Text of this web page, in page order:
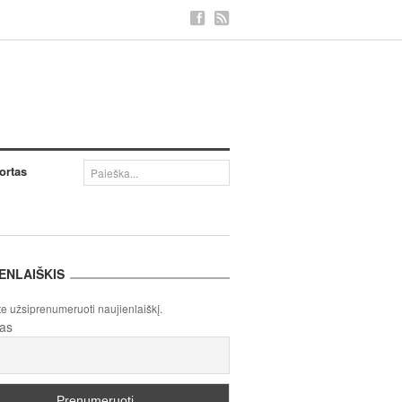
užsiprenumeruoti naujienlaiškį.